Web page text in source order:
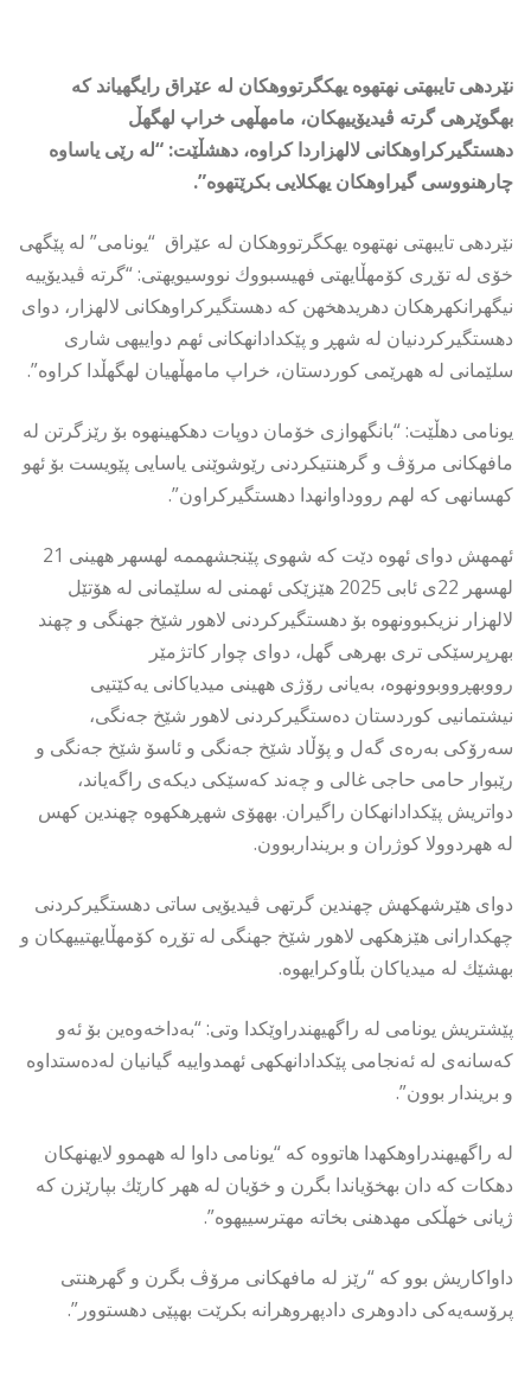
نێردهی تایبهتی نهتهوه یهكگرتووهكان له عێراق رایگهیاند كه
بهگوێرهی گرته ڤیدیۆییهكان، مامهڵهی خراپ لهگهڵ
دهستگیركراوهكانی لالهزاردا كراوه، دهشڵێت: “له رێی یاساوه
چارهنووسی گیراوهكان یهكلایی بكرێتهوه”.
نێردهی تایبهتی نهتهوه یهكگرتووهكان له عێراق “یونامی” له پێگهی
خۆی له تۆڕی كۆمهڵایهتی فهیسبووك نووسیویهتی: “گرته ڤیدیۆییه
نیگهرانكهرهكان دهریدهخهن كه دهستگیركراوهكانی لالهزار، دوای
دهستگیركردنیان له شهڕ و پێكدادانهكانی ئهم دواییهی شاری
سلێمانی له ههرێمی كوردستان، خراپ مامهڵهیان لهگهڵدا كراوه”.
یونامی دهڵێت: “بانگهوازی خۆمان دوپات دهكهینهوه بۆ رێزگرتن له
مافهكانی مرۆڤ و گرهنتیكردنی رێوشوێنی یاسایی پێویست بۆ ئهو
كهسانهی كه لهم رووداوانهدا دهستگیركراون”.
ئهمهش دوای ئهوه دێت كه شهوی پێنجشهممه لهسهر ههینی 21
لهسهر 22ی ئابی 2025 هێزێكی ئهمنی له سلێمانی له هۆتێل
لالهزار نزیكبوونهوه بۆ دهستگیركردنی لاهور شێخ جهنگی و چهند
بهرپرسێكی تری بهرهی گهل، دوای چوار كاتژمێر
رووبهڕووبوونهوه، بەیانی رۆژی ههینی میدیاکانی یەکێتیی
نیشتمانیی کوردستان دەستگیرکردنی لاهور شێخ جەنگی،
سەرۆکی بەرەی گەل و پۆڵاد شێخ جەنگی و ئاسۆ شێخ جەنگی و
رێبوار حامی حاجی غالی و چەند کەسێکی دیکەی راگەیاند،
دواتریش پێكدادانهكان راگیران. بههۆی شهڕهكهوه چهندین كهس
له ههردوولا كوژران و برینداربوون.
دوای هێرشهكهش چهندین گرتهی ڤیدیۆیی ساتی دهستگیركردنی
چهكدارانی هێزهكهی لاهور شێخ جهنگی له تۆڕه كۆمهڵایهتییهكان و
بهشێك له میدیاكان بڵاوكرایهوه.
پێشتریش یونامی له راگهیهندراوێكدا وتی: “بەداخەوەین بۆ ئەو
کەسانەی لە ئەنجامی پێكدادانهكهی ئهمدواییه گیانیان لەدەستداوە
و بریندار بوون”.
له راگهیهندراوهكهدا هاتووه كه “یونامی داوا له ههموو لایهنهكان
دهكات كه دان بهخۆیاندا بگرن و خۆیان له ههر كارێك بپارێزن كه
ژیانی خهڵكی مهدهنی بخاته مهترسییهوه”.
داواكاریش بوو كه “رێز له مافهكانی مرۆڤ بگرن و گهرهنتی
پرۆسەیەکی دادوهری دادپهروهرانه بكرێت بهپێی دهستوور”.